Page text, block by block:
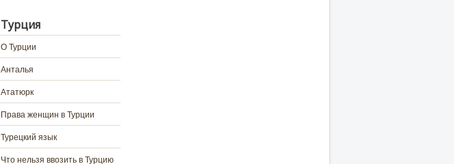
Турция
О Турции
Анталья
Ататюрк
Права женщин в Турции
Турецкий язык
Что нельзя ввозить в Турцию